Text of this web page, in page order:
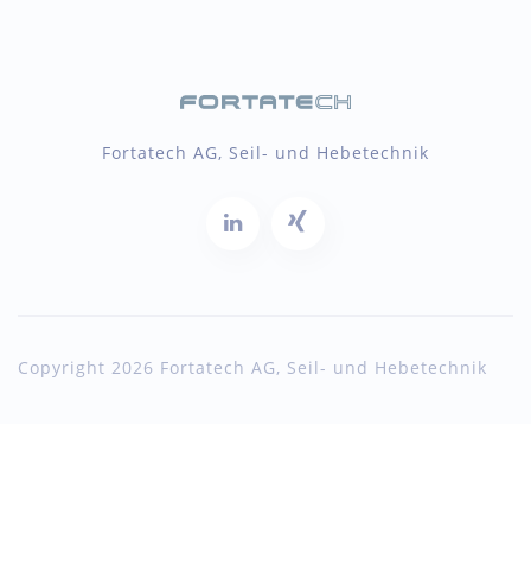
Fortatech AG, Seil- und Hebetechnik
Copyright 2026 Fortatech AG, Seil- und Hebetechnik